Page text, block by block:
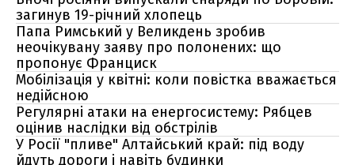
загинув 19-річний хлопець
Папа Римський у Великдень зробив
неочікувану заяву про полонених: що
пропонує Франциск
Мобілізація у квітні: коли повістка вважається
недійсною
Регулярні атаки на енергосистему: Рябцев
оцінив наслідки від обстрілів
У Росії "пливе" Алтайський край: під воду
йдуть дороги і навіть будинки